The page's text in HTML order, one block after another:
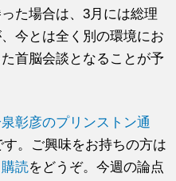
た場合は、3月には総理
今とは全く別の環境にお
首脳会談となることが予
彰彦のプリンストン通
す。ご興味をお持ちの方は
読をどうぞ。今週の論点